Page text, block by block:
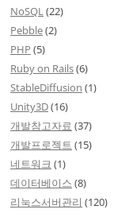
NoSQL(22)
Pebble(2)
PHP (5)
Ruby on Rails(6)
StableDiffusion (1)
Unity3D(16)
개발참고자료 (37)
개발프로젝트 (15)
네트워크 (1)
데이터베이스 (8)
리눅스서버관리 (120)